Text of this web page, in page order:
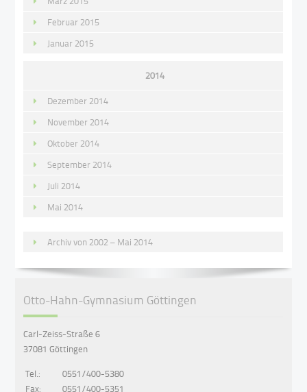
Februar 2015
Januar 2015
2014
Dezember 2014
November 2014
Oktober 2014
September 2014
Juli 2014
Mai 2014
Archiv von 2002 – Mai 2014
Otto-Hahn-Gymnasium Göttingen
Carl-Zeiss-Straße 6
37081 Göttingen
Tel.:
0551/400-5380
Fax:
0551/400-5351